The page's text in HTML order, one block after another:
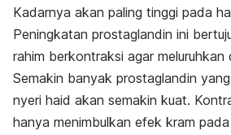
Kadarnya akan paling tinggi pada
Peningkatan prostaglandin ini
rahim berkontraksi agar meluruhkan
Semakin banyak prostaglandin
nyeri haid akan semakin kuat.
hanya menimbulkan efek kram